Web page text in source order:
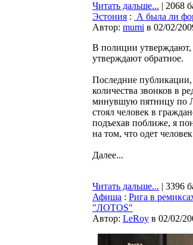
Читать дальше... | 2068
Эстония : А была ли
Автор: mumi в 02/02/
В полиции утверждают,
утверждают обратное.
Последние
количества звонков в
минувшую пятницу по
стоял человек в
подъехав поближе, я
на том, что одет
Далее...
Читать дальше... | 3396
Афиша : Рига в
"ЛОТОS"
Автор: LeRoy в 02/02/